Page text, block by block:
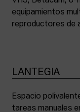
equipamientos
reproductores de
LANTEGIA
Espacio
tareas manuales